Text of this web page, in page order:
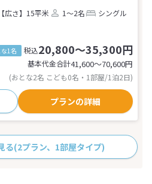
【広さ】15平米 1～2名
シングル
1名 税込20,800～35,300円
基本代金合計41,600〜70,600円
(おとな2名 こども0名・1部屋/1泊2日)
プランの詳細
る(2プラン、1部屋タイプ)